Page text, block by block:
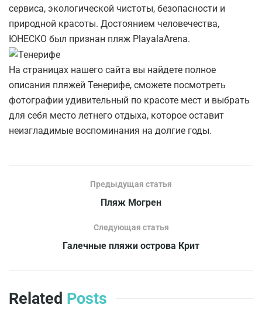
сервиса, экологической чистоты, безопасности и
природной красоты. Достоянием человечества,
ЮНЕСКО был признан пляж PlayalaArena.
На страницах нашего сайта вы найдете полное
описания пляжей Тенерифе, сможете посмотреть
фотографии удивительный по красоте мест и выбрать
для себя место летнего отдыха, которое оставит
неизгладимые воспоминания на долгие годы.
Предыдущая статья
Пляж Могрен
Следующая статья
Галечные пляжи острова Крит
Related Posts